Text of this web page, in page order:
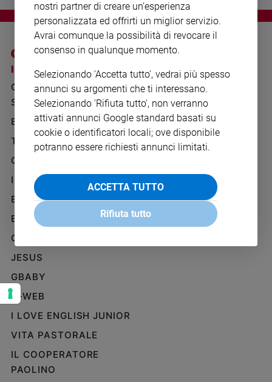
giorno
giorno
Società
e
valori
Ambiente
Creato
Volontariato
Diritti
Aziende
di
valore
della
settimana
Migranti
Diversità
e
inclusione
Costume
Cultura
e
I SITI SAN PAOLO
GRUPPO EDITORIALE
SAN PAOLO
BENESSERE
TELENOVA
GAZZETTA D'ALBA
IL GIORNALINO
EDICOLA SAN PAOLO
EDIZIONI SAN PAOLO
CREDERE
JESUS
GBABY
G-WEB
I LOVE ENGLISH JUNIOR
VITA PASTORALE
IL COOPERATORE
PAOLINO
NOTE LEGALI
PRIVACY POLICY
INFORMATIVA
WHISTLEBLOWING
SOCIAL
nostri partner di creare un'esperienza
personalizzata ed offrirti un miglior servizio.
Avrai comunque la possibilità di revocare il
consenso in qualunque momento.
Selezionando 'Accetta tutto', vedrai più spesso
annunci su argomenti che ti interessano.
Selezionando 'Rifiuta tutto', non verranno
attivati annunci Google standard basati su
cookie o identificatori locali; ove disponibile
potranno essere richiesti annunci limitati.
ACCETTA TUTTO
Rifiuta tutto